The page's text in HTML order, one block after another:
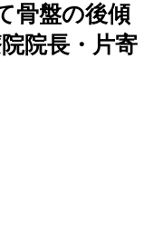
骨盤の後傾
院長・片寄